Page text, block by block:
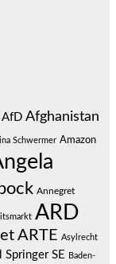
AfD Afghanistan
Schwermer Amazon
Annegret
ARD
ARTE Asylrecht
Springer SE Baden-